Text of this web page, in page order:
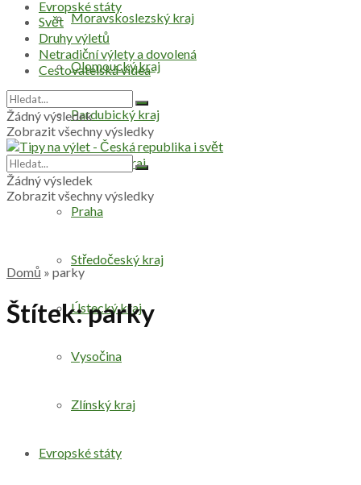
Moravskoslezský kraj
Olomoucký kraj
Pardubický kraj
Plzeňský kraj
Praha
Středočeský kraj
Ústecký kraj
Vysočina
Zlínský kraj
Evropské státy
Evropské státy
Svět
Druhy výletů
Netradiční výlety a dovolená
Cestovatelská videa
Žádný výsledek
Zobrazit všechny výsledky
Žádný výsledek
Zobrazit všechny výsledky
Domů » parky
Štítek:parky